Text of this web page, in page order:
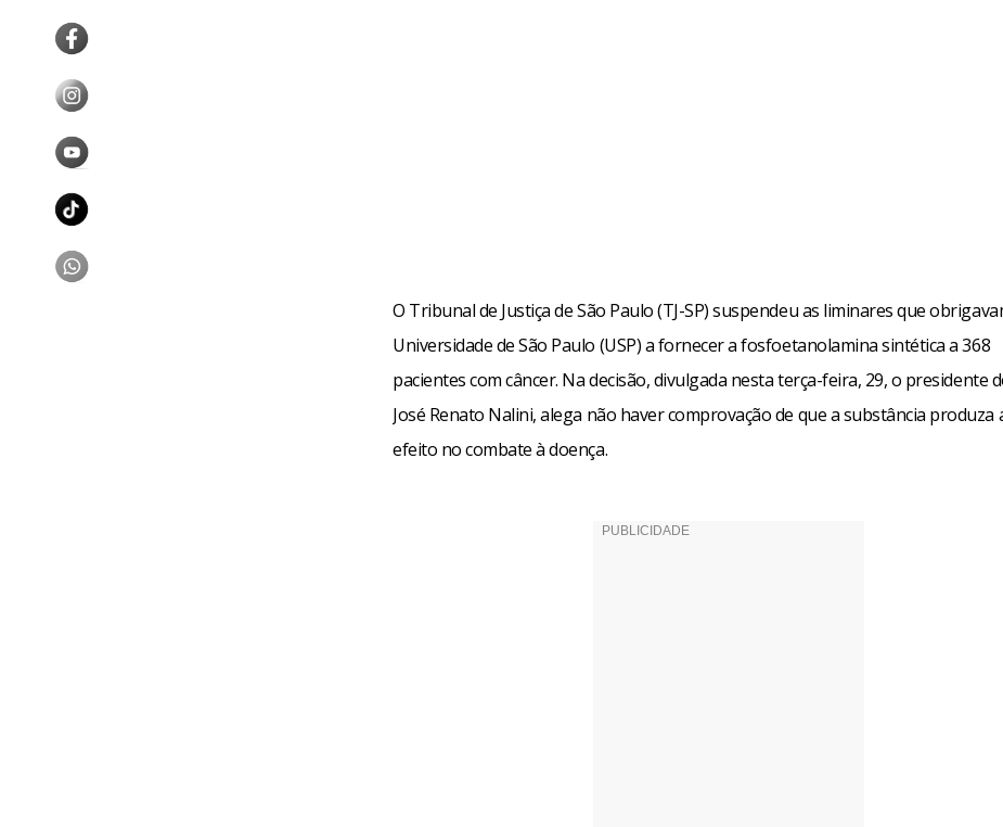
O Tribunal de Justiça de São Paulo (TJ-SP) suspendeu as liminares que
Universidade de São Paulo (USP) a fornecer a fosfoetanolamina sintética a 368
pacientes com câncer. Na decisão, divulgada nesta terça-feira, 29, o presidente
José Renato Nalini, alega não haver comprovação de que a substância produza
efeito no combate à doença.